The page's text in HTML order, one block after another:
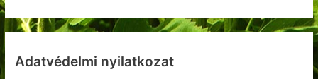
:
Adatvédelmi nyilatkozat